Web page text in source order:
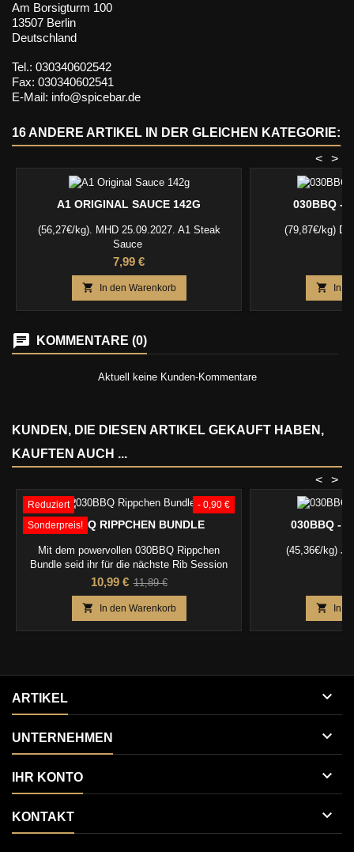
Am Borsigturm 100
13507 Berlin
Deutschland
Tel.: 030340602542
Fax: 030340602541
E-Mail: info@spicebar.de
16 ANDERE ARTIKEL IN DER GLEICHEN KATEGORIE:
>
<
A1 ORIGINAL SAUCE 142G
(56,27€/kg). MHD 25.09.2027. A1 Steak
Sauce
Preis
7,99 €
 In den Warenkorb
030BBQ -
(79,87€/kg)
 In
KOMMENTARE (0)
Aktuell keine Kunden-Kommentare
KUNDEN, DIE DIESEN ARTIKEL GEKAUFT HABEN,
KAUFTEN AUCH ...
>
<
- 0,90 €
Reduziert
Sonderpreis!
030BBQ RIPPCHEN BUNDLE
Mit dem powervollen 030BBQ Rippchen
Bundle seid ihr für die nächste Rib Session
bestens ausgestattet ! MHD 09/27
Preis
10,99 € Verkaufspreis
11,89 €
 In den Warenkorb
030BBQ -
(45,36€/kg)
 In
ARTIKEL 
UNTERNEHMEN 
IHR KONTO 
KONTAKT 